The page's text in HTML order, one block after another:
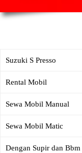
Suzuki S Presso
Rental Mobil
Sewa Mobil Manual
Sewa Mobil Matic
Dengan Supir dan Bbm